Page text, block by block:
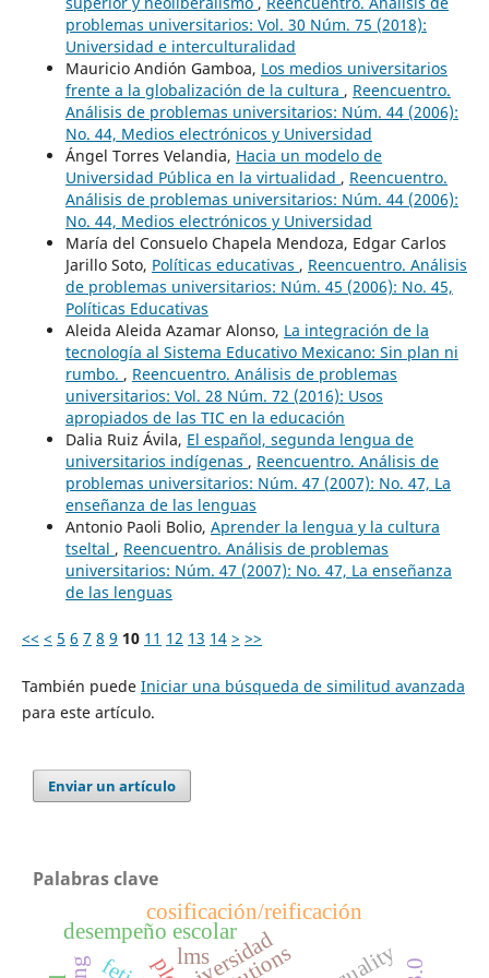
problemas universitarios: Vol. 30 Núm. 75 (2018):
Universidad e interculturalidad
Mauricio Andión Gamboa, Los medios universitarios
frente a la globalización de la cultura , Reencuentro.
Análisis de problemas universitarios: Núm. 44 (2006):
No. 44, Medios electrónicos y Universidad
Ángel Torres Velandia, Hacia un modelo de
Universidad Pública en la virtualidad , Reencuentro.
Análisis de problemas universitarios: Núm. 44 (2006):
No. 44, Medios electrónicos y Universidad
María del Consuelo Chapela Mendoza, Edgar Carlos
Jarillo Soto, Políticas educativas , Reencuentro. Análisis
de problemas universitarios: Núm. 45 (2006): No. 45,
Políticas Educativas
Aleida Aleida Azamar Alonso, La integración de la
tecnología al Sistema Educativo Mexicano: Sin plan ni
rumbo. , Reencuentro. Análisis de problemas
universitarios: Vol. 28 Núm. 72 (2016): Usos
apropiados de las TIC en la educación
Dalia Ruiz Ávila, El español, segunda lengua de
universitarios indígenas , Reencuentro. Análisis de
problemas universitarios: Núm. 47 (2007): No. 47, La
enseñanza de las lenguas
Antonio Paoli Bolio, Aprender la lengua y la cultura
tseltal , Reencuentro. Análisis de problemas
universitarios: Núm. 47 (2007): No. 47, La enseñanza
de las lenguas
<< < 5 6 7 8 9 10 11 12 13 14 > >>
También puede Iniciar una búsqueda de similitud avanzada
para este artículo.
Enviar un artículo
Palabras clave
desempeño escolar
cosificación/reificación
lms